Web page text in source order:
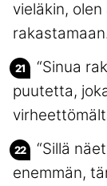
vieläkin,
“Sinua
puutetta,
“Sillä
enemmän,